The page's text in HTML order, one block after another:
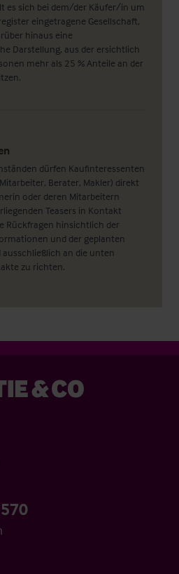
es sich bei dem/der Käufer/in um
eingetragene Gesellschaft,
hinaus eine
Darstellung, aus der ersichtlich
mehr als 25 % Anteile an der
dürfen Kaufinteressenten
Berater, Makler) direkt
oder deren Mitarbeitern
Teasers in Kontakt
Rückfragen hinsichtlich der
und der geplanten
an die unten
zu richten.